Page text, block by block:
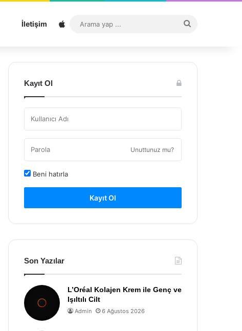
İletişim Sitemap
...
Kayıt Ol
Unuttunuz mu?
Beni hatırla
Kayıt Ol
Son Yazılar
L’Oréal Kolajen Krem ile Genç ve
Işıltılı Cilt
Admin 6 Ağustos 2026